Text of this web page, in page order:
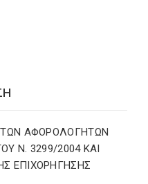
ΤΩΝ ΑΦΟΡΟΛΟΓΗΤΩΝ
N. 3299/2004 ΚΑΙ
ΕΠΙΧΟΡΗΓΗΣΗΣ